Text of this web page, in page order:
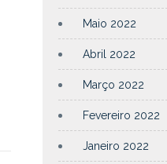
Maio 2022
Abril 2022
Março 2022
Fevereiro 2022
Janeiro 2022